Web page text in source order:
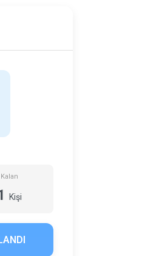
Kalan
Kişi